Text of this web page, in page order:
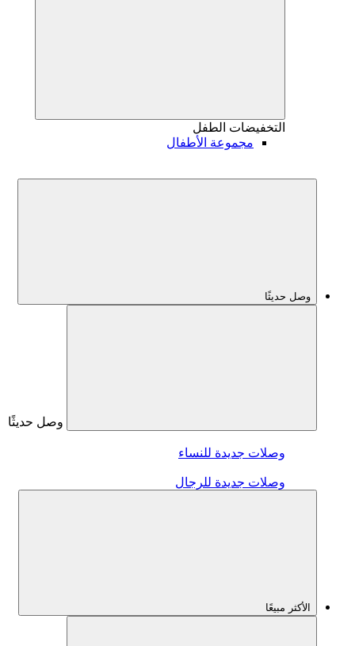
التخفيضات الطفل
مجموعة الأطفال
وصل حديثًا
وصل حديثًا
وصلات جديدة للنساء
وصلات جديدة للرجال
الأكثر مبيعًا